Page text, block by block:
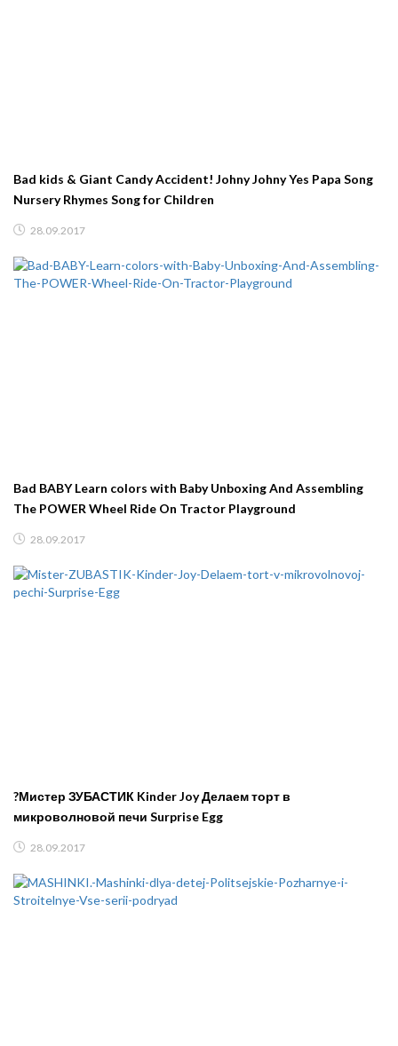
Bad kids & Giant Candy Accident! Johny Johny Yes Papa Song
Nursery Rhymes Song for Children
28.09.2017
Bad BABY Learn colors with Baby Unboxing And Assembling
The POWER Wheel Ride On Tractor Playground
28.09.2017
?Мистер ЗУБАСТИК Kinder Joy Делаем торт в
микроволновой печи Surprise Egg
28.09.2017